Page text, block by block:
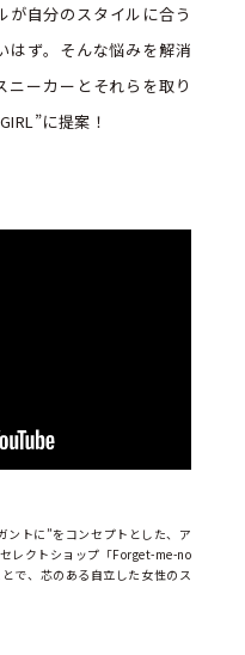
が自分のスタイルに合う
はず。そんな悩みを解消
ニーカーとそれらを取り
に提案！
ントに”をコンセプトとした、ア
レクトショップ「Forget-me-no
で、芯のある自立した女性のス